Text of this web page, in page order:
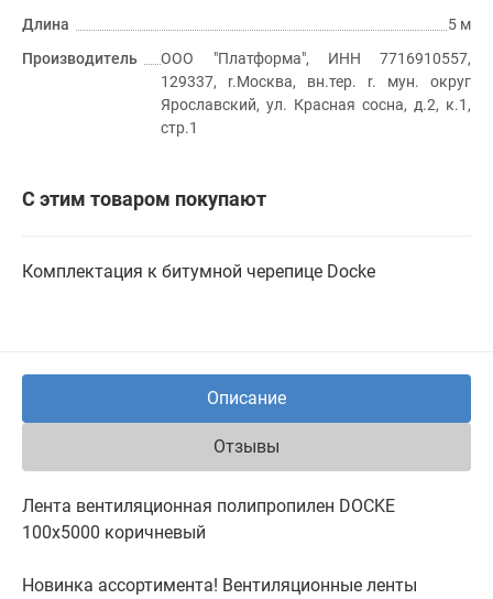
Длина
5 м
Производитель
ООО "Платформа", ИНН 7716910557,
129337, r.Москва, вн.тер. r. мун. округ
Ярославский, ул. Красная сосна, д.2, к.1,
стр.1
С этим товаром покупают
Комплектация к битумной черепице Docke
Описание
Отзывы
Лента вентиляционная полипропилен DOCKE
100х5000 коричневый
Новинка ассортимента! Вентиляционные ленты